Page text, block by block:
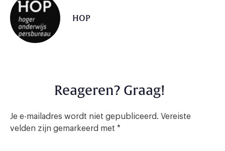
HOP
Reageren? Graag!
Je e-mailadres wordt niet gepubliceerd. Vereiste
velden zijn gemarkeerd met *